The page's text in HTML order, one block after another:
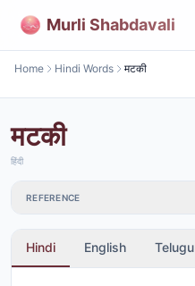
Murli Shabdavali
Home Hindi Words मटकी
मटकी
हिंदी
REFERENCE
Hindi English Telugu